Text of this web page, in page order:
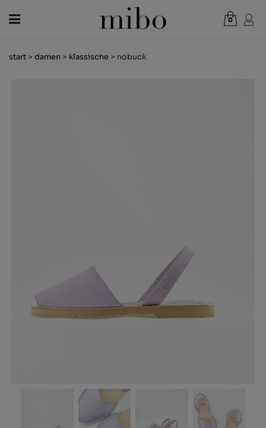
0
WARENKORB ANZEIGEN
start > damen > klassische > nobuck